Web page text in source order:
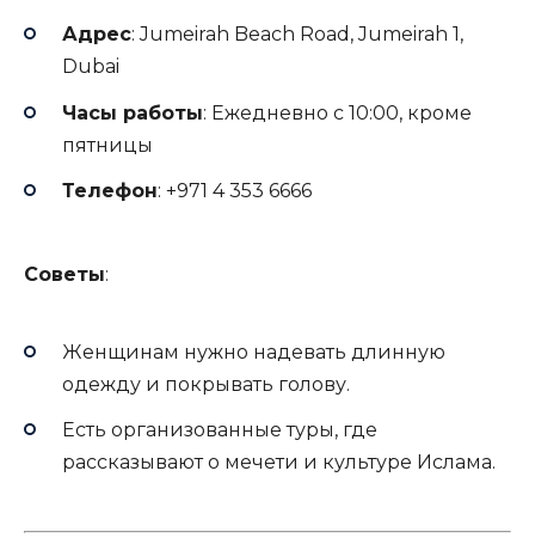
Адрес: Jumeirah Beach Road, Jumeirah 1,
Dubai
Часы работы: Ежедневно с 10:00, кроме
пятницы
Телефон: +971 4 353 6666
Советы:
Женщинам нужно надевать длинную
одежду и покрывать голову.
Есть организованные туры, где
рассказывают о мечети и культуре Ислама.